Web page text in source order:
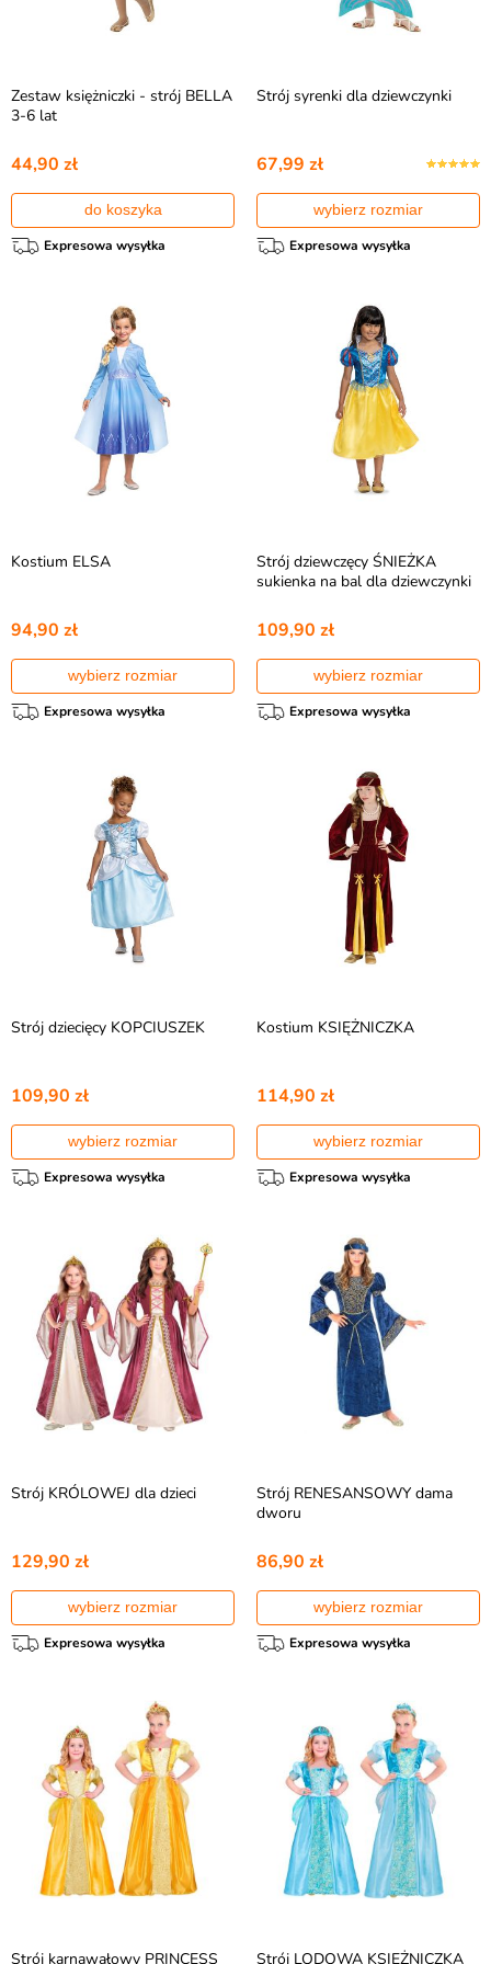
Zestaw księżniczki - strój BELLA
3-6 lat
44,90 zł
do koszyka
Expresowa wysyłka
Strój syrenki dla dziewczynki
67,99 zł
wybierz rozmiar
Expresowa wysyłka
Kostium ELSA
94,90 zł
wybierz rozmiar
Expresowa wysyłka
Strój dziewczęcy ŚNIEŻKA
sukienka na bal dla dziewczynki
109,90 zł
wybierz rozmiar
Expresowa wysyłka
Strój dziecięcy KOPCIUSZEK
109,90 zł
wybierz rozmiar
Expresowa wysyłka
Kostium KSIĘŻNICZKA
114,90 zł
wybierz rozmiar
Expresowa wysyłka
Strój KRÓLOWEJ dla dzieci
129,90 zł
wybierz rozmiar
Expresowa wysyłka
Strój RENESANSOWY dama
dworu
86,90 zł
wybierz rozmiar
Expresowa wysyłka
Strój karnawałowy PRINCESS Strój LODOWA KSIĘŻNICZKA